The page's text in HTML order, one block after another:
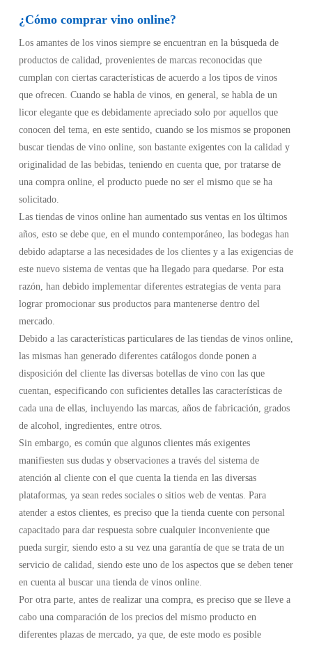
¿Cómo comprar vino online?
Los amantes de los vinos siempre se encuentran en la búsqueda de
productos de calidad, provenientes de marcas reconocidas que
cumplan con ciertas características de acuerdo a los tipos de vinos
que ofrecen. Cuando se habla de vinos, en general, se habla de un
licor elegante que es debidamente apreciado solo por aquellos que
conocen del tema, en este sentido, cuando se los mismos se proponen
buscar tiendas de vino online, son bastante exigentes con la calidad y
originalidad de las bebidas, teniendo en cuenta que, por tratarse de
una compra online, el producto puede no ser el mismo que se ha
solicitado.
Las tiendas de vinos online han aumentado sus ventas en los últimos
años, esto se debe que, en el mundo contemporáneo, las bodegas han
debido adaptarse a las necesidades de los clientes y a las exigencias de
este nuevo sistema de ventas que ha llegado para quedarse. Por esta
razón, han debido implementar diferentes estrategias de venta para
lograr promocionar sus productos para mantenerse dentro del
mercado.
Debido a las características particulares de las tiendas de vinos online,
las mismas han generado diferentes catálogos donde ponen a
disposición del cliente las diversas botellas de vino con las que
cuentan, especificando con suficientes detalles las características de
cada una de ellas, incluyendo las marcas, años de fabricación, grados
de alcohol, ingredientes, entre otros.
Sin embargo, es común que algunos clientes más exigentes
manifiesten sus dudas y observaciones a través del sistema de
atención al cliente con el que cuenta la tienda en las diversas
plataformas, ya sean redes sociales o sitios web de ventas. Para
atender a estos clientes, es preciso que la tienda cuente con personal
capacitado para dar respuesta sobre cualquier inconveniente que
pueda surgir, siendo esto a su vez una garantía de que se trata de un
servicio de calidad, siendo este uno de los aspectos que se deben tener
en cuenta al buscar una tienda de vinos online.
Por otra parte, antes de realizar una compra, es preciso que se lleve a
cabo una comparación de los precios del mismo producto en
diferentes plazas de mercado, ya que, de este modo es posible